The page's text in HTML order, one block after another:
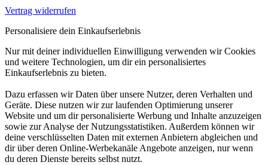
Vertrag widerrufen
Personalisiere dein Einkaufserlebnis
Nur mit deiner individuellen Einwilligung verwenden wir Cookies
und weitere Technologien, um dir ein personalisiertes
Einkaufserlebnis zu bieten.
Dazu erfassen wir Daten über unsere Nutzer, deren Verhalten und
Geräte. Diese nutzen wir zur laufenden Optimierung unserer
Website und um dir personalisierte Werbung und Inhalte anzuzeigen
sowie zur Analyse der Nutzungsstatistiken. Außerdem können wir
deine verschlüsselten Daten mit externen Anbietern abgleichen und
dir über deren Online-Werbekanäle Angebote anzeigen, nur wenn
du deren Dienste bereits selbst nutzt.